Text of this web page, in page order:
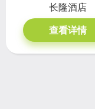
长隆酒店
查看详情